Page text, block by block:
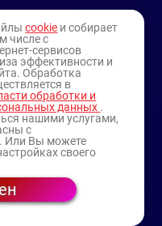
ИП Булатов В.А.
cookie и собирает
числе с
сервисов
эффективности и
Обработка
в
обработки и
данных .
нашими услугами,
с
Или Вы можете
своего